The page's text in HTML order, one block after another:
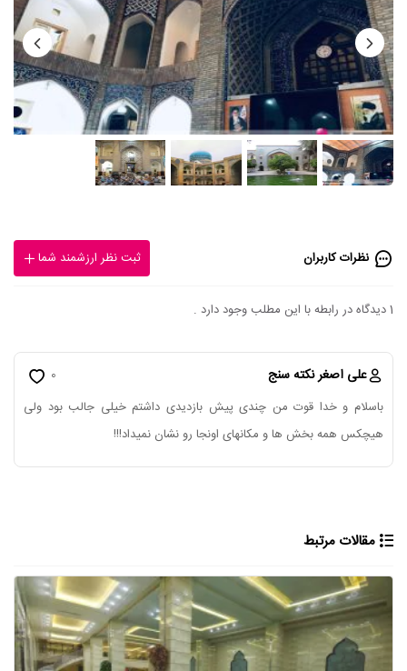
نظرات کاربران ثبت نظر ارزشمند شما
1 دیدگاه در رابطه با این مطلب وجود دارد .
علی اصغر نکته سنج
باسلام و خدا قوت من چندی پیش بازدیدی داشتم خیلی جالب بود ولی
هیچکس همه بخش ها و مکانهای اونجا رو نشان نمیداد!!!
0
مقالات مرتبط